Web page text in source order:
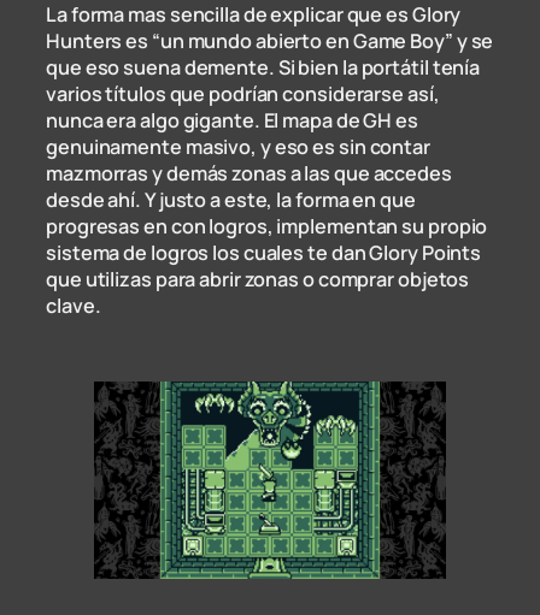
La forma mas sencilla de explicar que es Glory
Hunters es “un mundo abierto en Game Boy” y se
que eso suena demente. Si bien la portátil tenía
varios títulos que podrían considerarse así,
nunca era algo gigante. El mapa de GH es
genuinamente masivo, y eso es sin contar
mazmorras y demás zonas a las que accedes
desde ahí. Y justo a este, la forma en que
progresas en con logros, implementan su propio
sistema de logros los cuales te dan Glory Points
que utilizas para abrir zonas o comprar objetos
clave.